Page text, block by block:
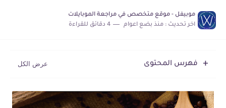
موبيفل - موقع متخصص في مراجعة الموبايلات
اخر تحديث : منذ بضع اعوام 4 دقائق للقراءة
فهرس المحتوى